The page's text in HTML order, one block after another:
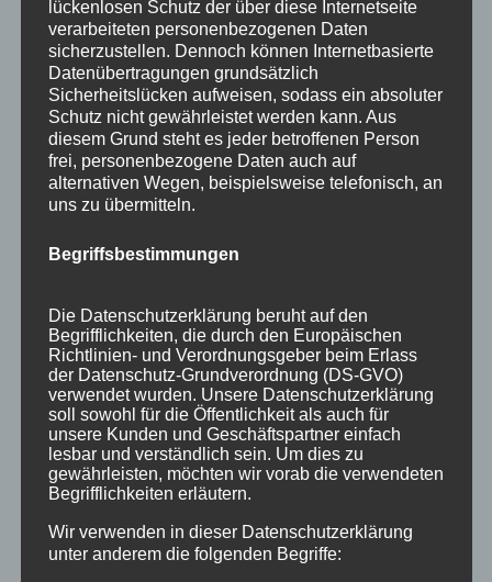
lückenlosen Schutz der über diese Internetseite
verarbeiteten personenbezogenen Daten
sicherzustellen. Dennoch können Internetbasierte
Datenübertragungen grundsätzlich
Sicherheitslücken aufweisen, sodass ein absoluter
Schutz nicht gewährleistet werden kann. Aus
diesem Grund steht es jeder betroffenen Person
frei, personenbezogene Daten auch auf
alternativen Wegen, beispielsweise telefonisch, an
uns zu übermitteln.
Begriffsbestimmungen
Die Datenschutzerklärung beruht auf den
Begrifflichkeiten, die durch den Europäischen
Richtlinien- und Verordnungsgeber beim Erlass
der Datenschutz-Grundverordnung (DS-GVO)
verwendet wurden. Unsere Datenschutzerklärung
soll sowohl für die Öffentlichkeit als auch für
unsere Kunden und Geschäftspartner einfach
lesbar und verständlich sein. Um dies zu
gewährleisten, möchten wir vorab die verwendeten
Begrifflichkeiten erläutern.
Wir verwenden in dieser Datenschutzerklärung
unter anderem die folgenden Begriffe: